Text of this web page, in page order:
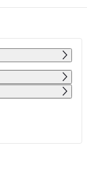
SO NE
1 2
8 9
7 830 7 830